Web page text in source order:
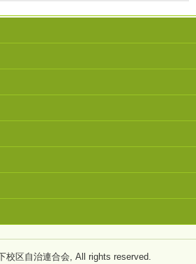
校区自治連合会, All rights reserved.